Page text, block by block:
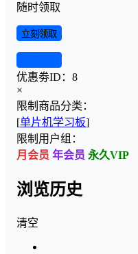
随时领取
立刻领取
优惠劵ID： 8
×
限制商品分类：
[单片机学习板]
限制用户组：
月会员 年会员 永久VIP
浏览历史
清空